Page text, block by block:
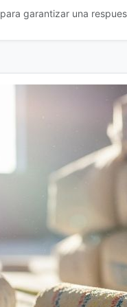
para garantizar una